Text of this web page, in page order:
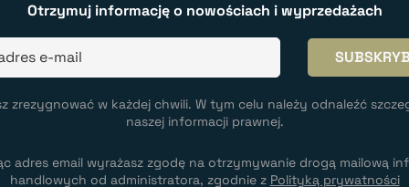
Otrzymuj informację o nowościach i wyprzedażach
zrezygnować w każdej chwili. W tym celu należy odnaleźć
naszej informacji prawnej.
adres email wyrażasz zgodę na otrzymywanie drogą mailową
handlowych od administratora, zgodnie z Polityką prywatności